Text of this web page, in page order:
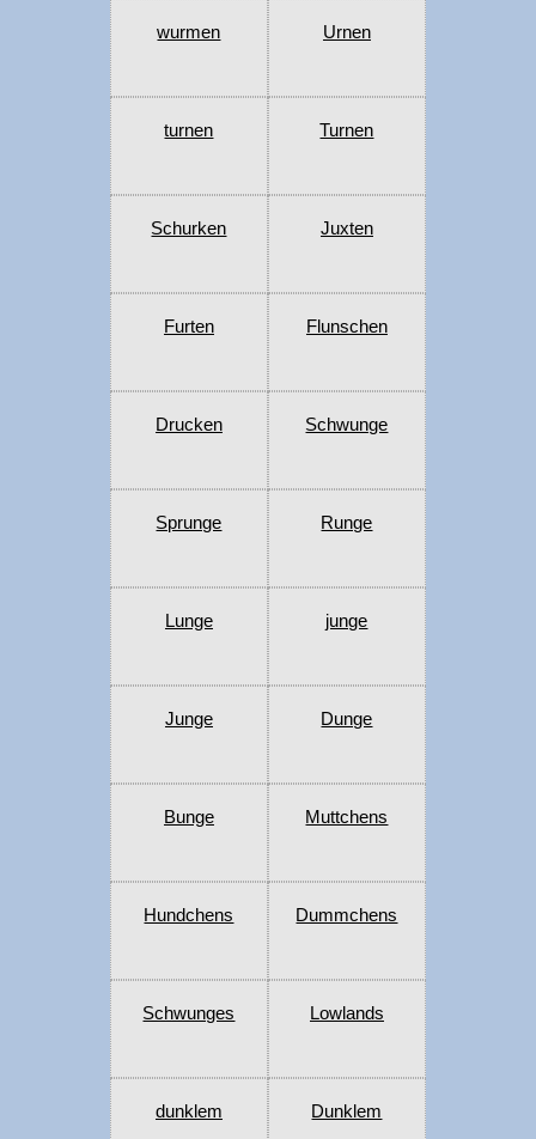
wurmen Urnen
turnen Turnen
Schurken Juxten
Furten Flunschen
Drucken Schwunge
Sprunge Runge
Lunge junge
Junge Dunge
Bunge Muttchens
Hundchens Dummchens
Schwunges Lowlands
dunklem Dunklem